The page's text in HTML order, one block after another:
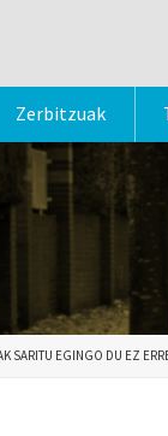
Zerbitzuak
SARITU EGINGO DU EZ